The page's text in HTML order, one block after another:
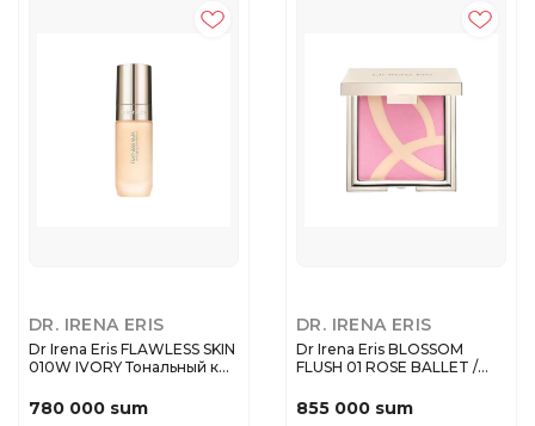
DR. IRENA ERIS
Dr Irena Eris FLAWLESS SKIN
010W IVORY Тональный к...
780 000 sum
DR. IRENA ERIS
Dr Irena Eris BLOSSOM
FLUSH 01 ROSE BALLET /
855 000 sum